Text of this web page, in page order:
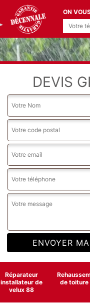
ON
DEVIS
Réparateur
installateur de
velux 88
de toiture